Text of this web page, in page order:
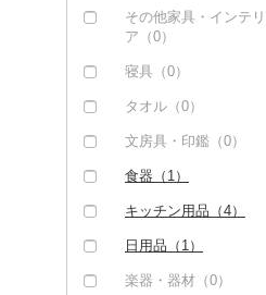
栗（0）
その他果物（0）
大福（0）
その他和菓子（1）
燻製（スモーク）
ごま油（0）
その他食用油（1）
その他調味料（0）
ダイビング（0）
スキーチケット・リフ
（0）
カタログギフト（0）
その他体験・チケット
その他家具・インテリ
ア（0）
寝具（0）
タオル（0）
文房具・印鑑（0）
食器（1）
グラス・カップ（0）
タンブラー（0）
箸（0）
キッチン用品（4）
包丁（0）
フライパン（0）
日用品（1）
洗剤（0）
楽器・器材（0）